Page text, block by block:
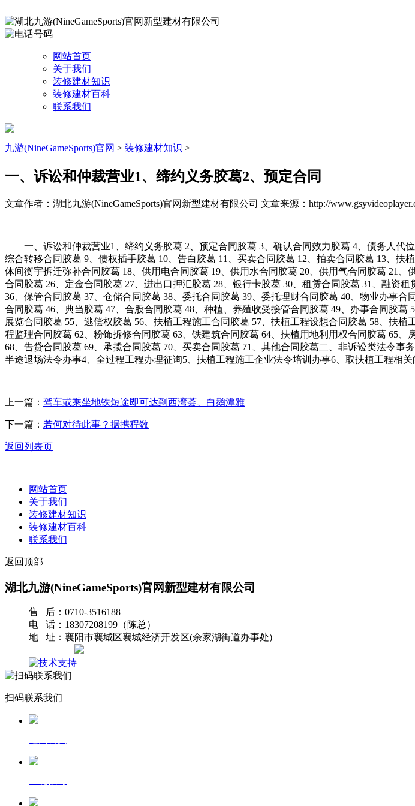
网站首页
关于我们
装修建材知识
装修建材百科
联系我们
九游(NineGameSports)官网 > 装修建材知识 >
一、诉讼和仲裁营业1、缔约义务胶葛2、预定合同
文章作者：湖北九游(NineGameSports)官网新型建材有限公司 文章来源：http://
一、诉讼和仲裁营业1、缔约义务胶葛 2、预定合同胶葛 3、确认合同效力胶葛 4、债务人代
综合转移合同胶葛 9、债权插手胶葛 10、告白胶葛 11、买卖合同胶葛 12、拍卖合同胶葛 13、
体间衡宇拆迁弥补合同胶葛 18、供用电合同胶葛 19、供用水合同胶葛 20、供用气合同胶葛 21
合同胶葛 26、定金合同胶葛 27、进出口押汇胶葛 28、银行卡胶葛 30、租赁合同胶葛 31、融资
36、保管合同胶葛 37、仓储合同胶葛 38、委托合同胶葛 39、委托理财合同胶葛 40、物业办事
合同胶葛 46、典当胶葛 47、合股合同胶葛 48、种植、养殖收受接管合同胶葛 49、办事合同胶
展览合同胶葛 55、逃偿权胶葛 56、扶植工程施工合同胶葛 57、扶植工程设想合同胶葛 58、扶
程监理合同胶葛 62、粉饰拆修合同胶葛 63、铁建筑合同胶葛 64、扶植用地利用权合同胶葛 65
68、告贷合同胶葛 69、承揽合同胶葛 70、买卖合同胶葛 71、其他合同胶葛二、非诉讼类法令
半途退场法令办事4、全过程工程办理征询5、扶植工程施工企业法令培训办事6、取扶植工程相
上一篇： 驾车或乘坐地铁短途即可达到西湾荟、白鹅潭雅
下一篇： 若何对待此事？据携程数
返回列表页
网站首页
关于我们
装修建材知识
装修建材百科
联系我们
返回顶部
湖北九游(NineGameSports)官网新型建材有限公司
售 后：0710-3516188
电 话：18307208199（陈总）
地 址：襄阳市襄城区襄城经济开发区(余家湖街道办事处)
扫码联系我们